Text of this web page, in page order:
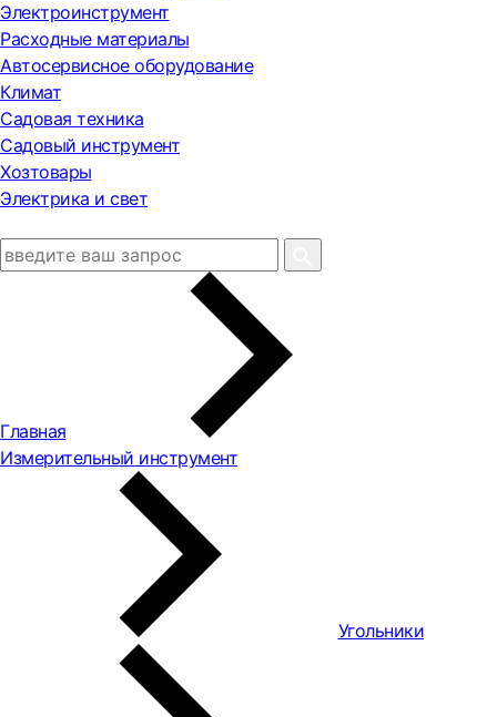
Электроинструмент
Расходные материалы
Автосервисное оборудование
Климат
Садовая техника
Садовый инструмент
Хозтовары
Электрика и свет
Главная
Измерительный инструмент
Угольники